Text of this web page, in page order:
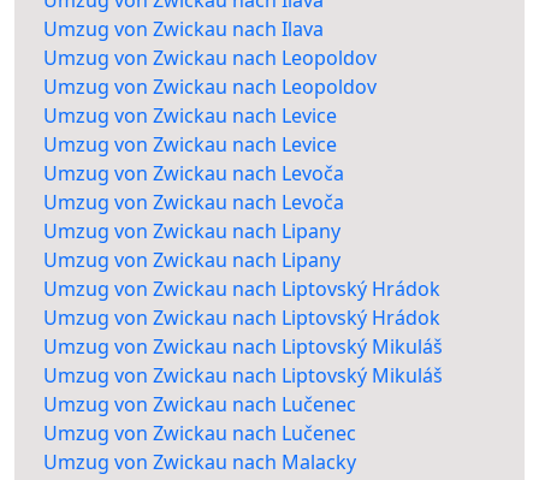
Umzug von Zwickau nach Ilava
Umzug von Zwickau nach Leopoldov
Umzug von Zwickau nach Leopoldov
Umzug von Zwickau nach Levice
Umzug von Zwickau nach Levice
Umzug von Zwickau nach Levoča
Umzug von Zwickau nach Levoča
Umzug von Zwickau nach Lipany
Umzug von Zwickau nach Lipany
Umzug von Zwickau nach Liptovský Hrádok
Umzug von Zwickau nach Liptovský Hrádok
Umzug von Zwickau nach Liptovský Mikuláš
Umzug von Zwickau nach Liptovský Mikuláš
Umzug von Zwickau nach Lučenec
Umzug von Zwickau nach Lučenec
Umzug von Zwickau nach Malacky